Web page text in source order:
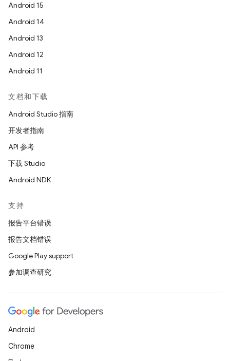
Android 15
Android 14
Android 13
Android 12
Android 11
文档和下载
Android Studio 指南
开发者指南
API 参考
下载 Studio
Android NDK
支持
报告平台错误
报告文档错误
Google Play support
参加调查研究
Android
Chrome